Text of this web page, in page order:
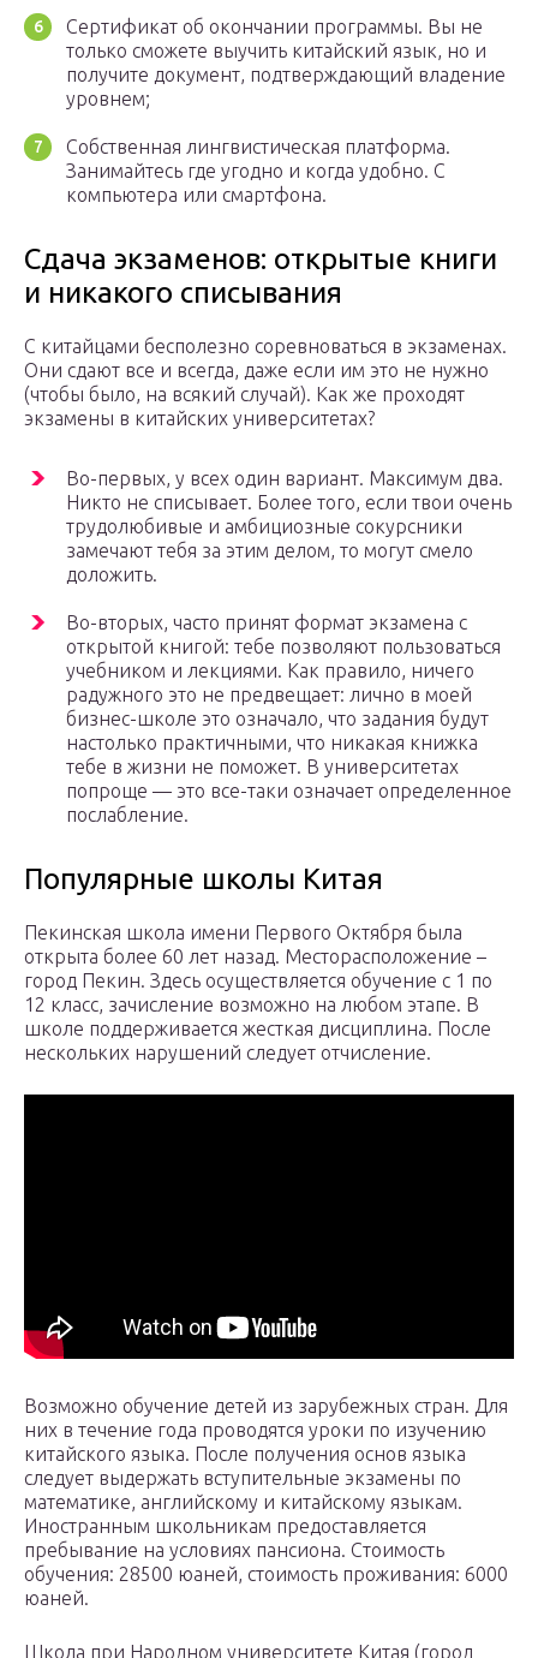
Сертификат об окончании программы. Вы не
только сможете выучить китайский язык, но и
получите документ, подтверждающий владение
уровнем;
Собственная лингвистическая платформа.
Занимайтесь где угодно и когда удобно. С
компьютера или смартфона.
Сдача экзаменов: открытые книги
и никакого списывания
С китайцами бесполезно соревноваться в экзаменах.
Они сдают все и всегда, даже если им это не нужно
(чтобы было, на всякий случай). Как же проходят
экзамены в китайских университетах?
Во-первых, у всех один вариант. Максимум два.
Никто не списывает. Более того, если твои очень
трудолюбивые и амбициозные сокурсники
замечают тебя за этим делом, то могут смело
доложить.
Во-вторых, часто принят формат экзамена с
открытой книгой: тебе позволяют пользоваться
учебником и лекциями. Как правило, ничего
радужного это не предвещает: лично в моей
бизнес-школе это означало, что задания будут
настолько практичными, что никакая книжка
тебе в жизни не поможет. В университетах
попроще — это все-таки означает определенное
послабление.
Популярные школы Китая
Пекинская школа имени Первого Октября была
открыта более 60 лет назад. Месторасположение –
город Пекин. Здесь осуществляется обучение с 1 по
12 класс, зачисление возможно на любом этапе. В
школе поддерживается жесткая дисциплина. После
нескольких нарушений следует отчисление.
Возможно обучение детей из зарубежных стран. Для
них в течение года проводятся уроки по изучению
китайского языка. После получения основ языка
следует выдержать вступительные экзамены по
математике, английскому и китайскому языкам.
Иностранным школьникам предоставляется
пребывание на условиях пансиона. Стоимость
обучения: 28500 юаней, стоимость проживания: 6000
юаней.
Школа при Народном университете Китая (город